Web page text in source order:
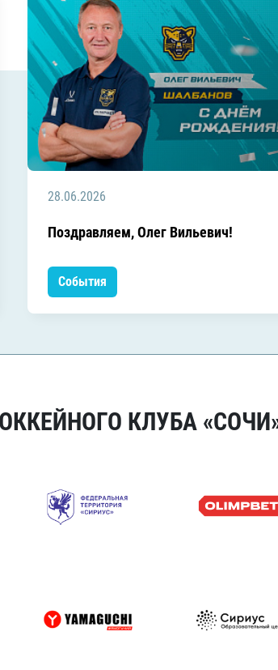
28.06.2026
Поздравляем, Олег Вильевич!
События
КЛУБА «СОЧИ»